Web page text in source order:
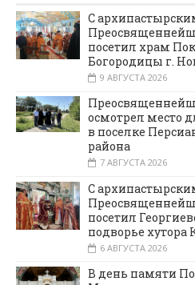
С
посетил храм
Богородицы г.
9 АВГУСТА 2026
осмотрел место
в поселке
района
7 АВГУСТА 2026
С
посетил
подворье хутора
6 АВГУСТА 2026
В день памяти